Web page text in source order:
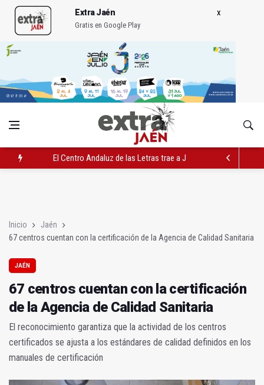
Extra Jaén
Gratis en Google Play
El Centro Andaluz de las Letras trae a Jaén al filósofo Omar
Inicio
Jaén
67 centros cuentan con la certificación de la Agencia de Calidad Sanitaria
JAÉN
67 centros cuentan con la certificación
de la Agencia de Calidad Sanitaria
El reconocimiento garantiza que la actividad de los centros
certificados se ajusta a los estándares de calidad definidos en los
manuales de certificación